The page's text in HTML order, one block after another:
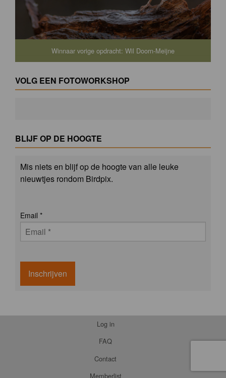
Winnaar vorige opdracht: Wil Doorn-Meijne
VOLG EEN FOTOWORKSHOP
BLIJF OP DE HOOGTE
Mis niets en blijf op de hoogte van alle leuke
nieuwtjes rondom Birdpix.
Email *
Inschrijven
Log in
FAQ
Contact
Memberlist